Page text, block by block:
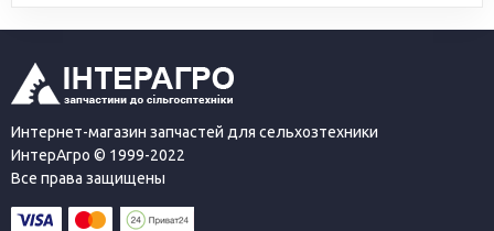
Интернет-магазин запчастей для сельхозтехники
ИнтерАгро © 1999-2022
Все права защищены